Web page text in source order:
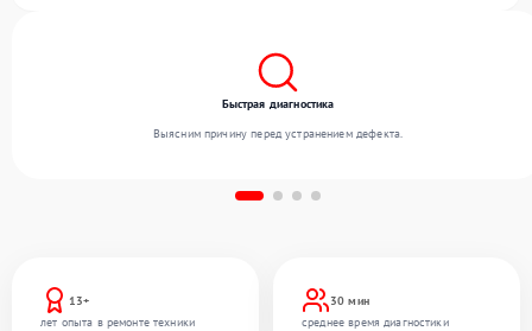
13+
лет опыта в ремонте техники
30 мин
среднее время диагностики
Быстрая диагностика
Выясним причину перед устранением дефекта.